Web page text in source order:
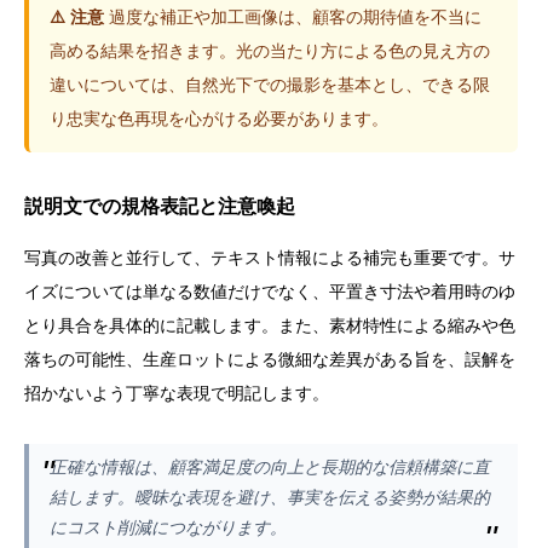
⚠️ 注意過度な補正や加工画像は、顧客の期待値を不当に
高める結果を招きます。光の当たり方による色の見え方の
違いについては、自然光下での撮影を基本とし、できる限
り忠実な色再現を心がける必要があります。
説明文での規格表記と注意喚起
写真の改善と並行して、テキスト情報による補完も重要です。サ
イズについては単なる数値だけでなく、平置き寸法や着用時のゆ
とり具合を具体的に記載します。また、素材特性による縮みや色
落ちの可能性、生産ロットによる微細な差異がある旨を、誤解を
招かないよう丁寧な表現で明記します。
正確な情報は、顧客満足度の向上と長期的な信頼構築に直
結します。曖昧な表現を避け、事実を伝える姿勢が結果的
にコスト削減につながります。